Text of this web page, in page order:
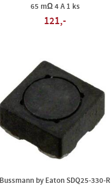
65 mΩ 4 A 1 ks
121,-
Bussmann by Eaton SDQ25-330-R